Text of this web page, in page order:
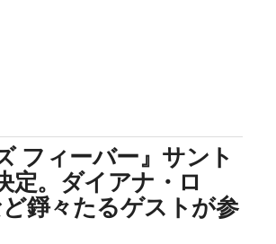
フィーバー』サント
定。ダイアナ・ロ
ど錚々たるゲストが参